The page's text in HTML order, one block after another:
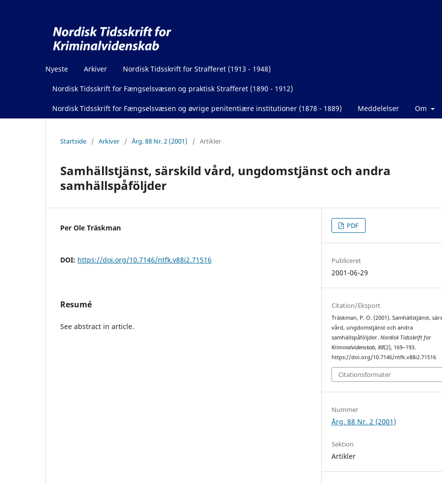
Nyeste Arkiver Nordisk Tidsskrift for Strafferet (1913 - 1948)
Nordisk Tidsskrift for Fængselsvæsen og praktisk Strafferet (1890 - 1912)
Nordisk Tidsskrift for Fængselsvæsen og øvrige penitentiære institutioner (1878 - 1889) Meddelelser Om
Startside / Arkiver / Årg. 88 Nr. 2 (2001) / Artikler
Samhällstjänst, särskild vård, ungdomstjänst och andra
samhällspåföljder
Per Ole Träskman
DOI: https://doi.org/10.7146/ntfk.v88i2.71516
Resumé
See abstract in article.
PDF
Publiceret
2001-06-29
Citation/Eksport
Träskman, P. O. (2001). Samhällstjänst,
vård, ungdomstjänst och andra
samhällspåföljder.Nordisk Tidsskrift for
Kriminalvidenskab,88(2), 169–193.
https://doi.org/10.7146/ntfk.v88i2.71516
Citationsformater
Nummer
Årg. 88 Nr. 2 (2001)
Sektion
Artikler